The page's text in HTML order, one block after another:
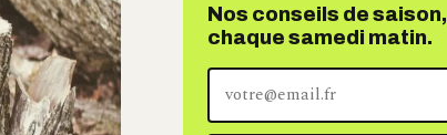
Nos conseils de saison,
chaque samedi matin.
adresse